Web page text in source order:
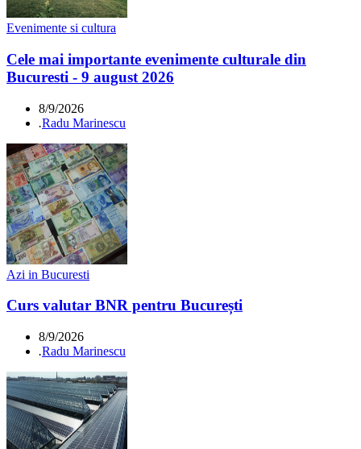
Evenimente si cultura
Cele mai importante evenimente culturale din
Bucuresti - 9 august 2026
8/9/2026
.Radu Marinescu
Azi in Bucuresti
Curs valutar BNR pentru București
8/9/2026
.Radu Marinescu